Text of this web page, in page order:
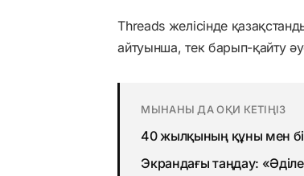
Threads желісінде
айтуынша, тек барып-қайту
МЫНАНЫ ДА ОҚИ КЕТІҢІЗ
40 жылқының құны мен
Экрандағы таңдау: